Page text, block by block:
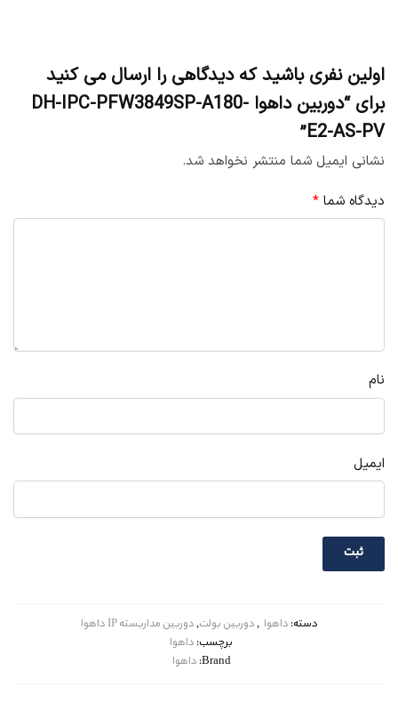
اولین نفری باشید که دیدگاهی را ارسال می کنید
برای “دوربین داهوا DH-IPC-PFW3849SP-A180-
E2-AS-PV”
نشانی ایمیل شما منتشر نخواهد شد.
دیدگاه شما *
نام
ایمیل
دسته:داهوا ,دوربین بولت,دوربین مداربسته IP داهوا
برچسب:داهوا
Brand: داهوا